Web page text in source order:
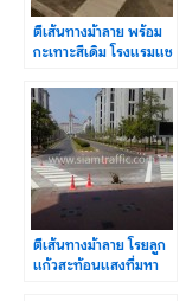
ตีเส้นทางม้าลาย พร้อม
กะเทาะสีเดิม โรงแรมแช
ตีเส้นทางม้าลาย โรยลูก
แก้วสะท้อนแสงที่มหา